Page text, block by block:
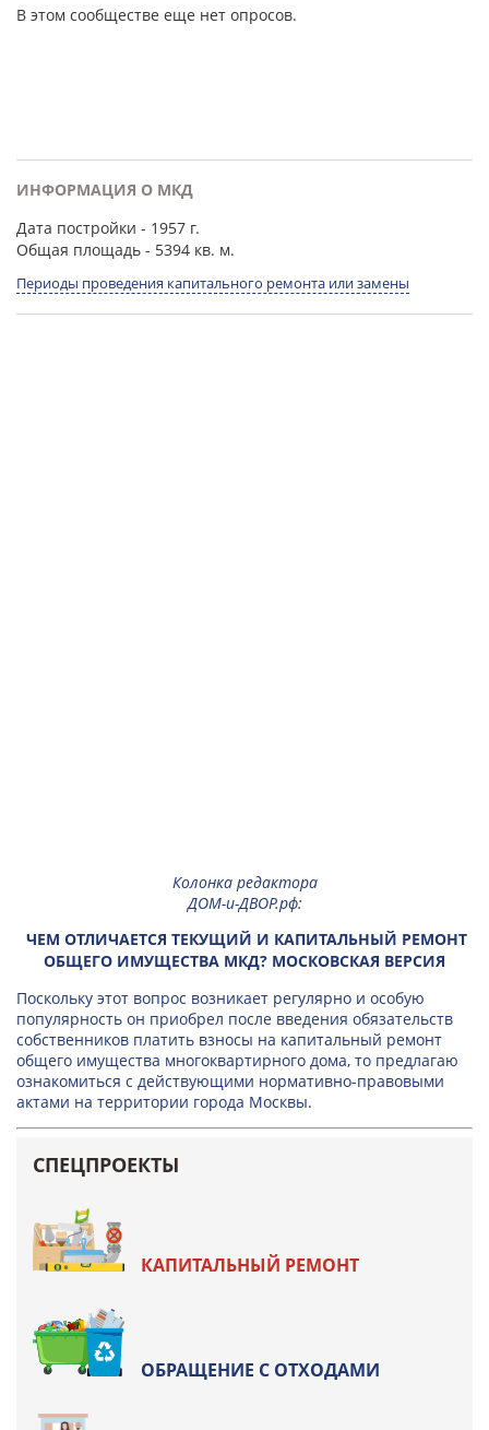
В этом сообществе еще нет опросов.
ИНФОРМАЦИЯ О МКД
Дата постройки - 1957 г.
Общая площадь - 5394 кв. м.
Периоды проведения капитального ремонта или замены
Колонка редактора
ДОМ-и-ДВОР.рф:
ЧЕМ ОТЛИЧАЕТСЯ ТЕКУЩИЙ И КАПИТАЛЬНЫЙ РЕМОНТ
ОБЩЕГО ИМУЩЕСТВА МКД? МОСКОВСКАЯ ВЕРСИЯ
Поскольку этот вопрос возникает регулярно и особую
популярность он приобрел после введения обязательств
собственников платить взносы на капитальный ремонт
общего имущества многоквартирного дома, то предлагаю
ознакомиться с действующими нормативно-правовыми
актами на территории города Москвы.
СПЕЦПРОЕКТЫ
КАПИТАЛЬНЫЙ РЕМОНТ
ОБРАЩЕНИЕ С ОТХОДАМИ